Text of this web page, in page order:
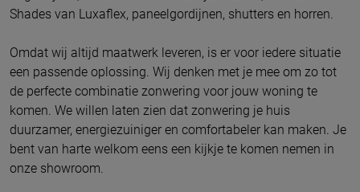
Shades van Luxaflex, paneelgordijnen, shutters en horren.
Omdat wij altijd maatwerk leveren, is er voor iedere situatie
een passende oplossing. Wij denken met je mee om zo tot
de perfecte combinatie zonwering voor jouw woning te
komen. We willen laten zien dat zonwering je huis
duurzamer, energiezuiniger en comfortabeler kan maken. Je
bent van harte welkom eens een kijkje te komen nemen in
onze showroom.